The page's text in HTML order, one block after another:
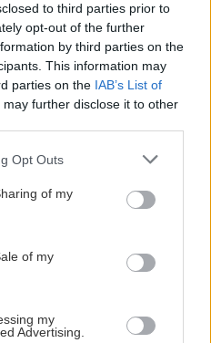
to third parties prior to
opt-out of the further
by third parties on the
This information may
parties on the IAB’s List of
may further disclose it to other
uses one or more Google
behaviour. You may click to
and its third-party tags to
purposes in below Google
Opt Outs
of my
of my
my
Advertising.
Spoznajte päť statočných!
Tieto dreviny krásne kvitnú,
keď záhrada ešte spí
guľovitou korunkou, ktoré